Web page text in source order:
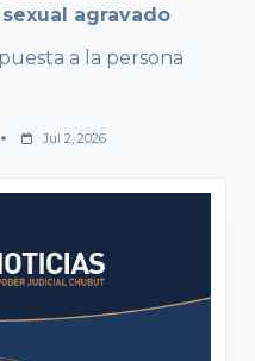
agravado
a la persona
Jul 2, 2026